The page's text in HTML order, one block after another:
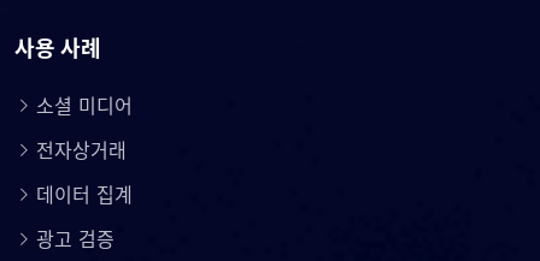
사용 사례
소셜 미디어
전자상거래
데이터 집계
광고 검증